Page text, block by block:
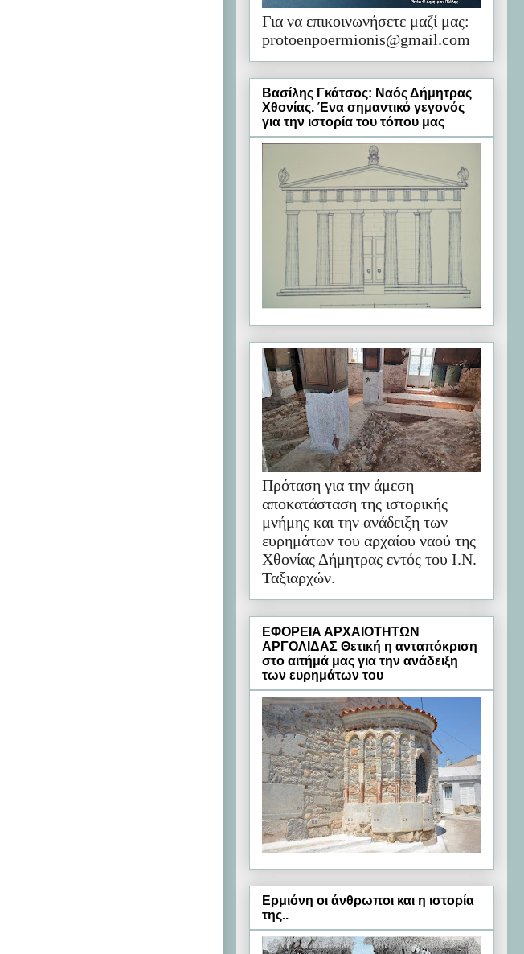
Για να επικοινωνήσετε μαζί μας:
protoenpoermionis@gmail.com
Βασίλης Γκάτσος: Ναός Δήμητρας
Χθονίας. Ένα σημαντικό γεγονός
για την ιστορία του τόπου μας
Πρόταση για την άμεση
αποκατάσταση της ιστορικής
μνήμης και την ανάδειξη των
ευρημάτων του αρχαίου ναού της
Χθονίας Δήμητρας εντός του Ι.Ν.
Ταξιαρχών.
ΕΦΟΡΕΙΑ ΑΡΧΑΙΟΤΗΤΩΝ
ΑΡΓΟΛΙΔΑΣ Θετική η ανταπόκριση
στο αιτήμά μας για την ανάδειξη
των ευρημάτων του
Ερμιόνη oι άνθρωποι και η ιστορία
της..